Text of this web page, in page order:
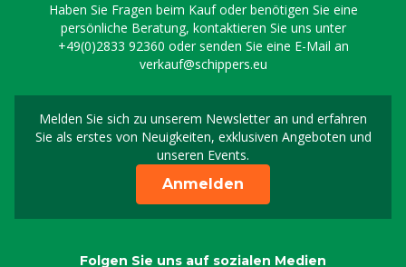
Haben Sie Fragen beim Kauf oder benötigen Sie eine
persönliche Beratung, kontaktieren Sie uns unter
+49(0)2833 92360 oder senden Sie eine E-Mail an
verkauf@schippers.eu
Melden Sie sich zu unserem Newsletter an und erfahren
Sie als erstes von Neuigkeiten, exklusiven Angeboten und
unseren Events.
Melden Sie sich für
Anmelden
Folgen Sie uns auf sozialen Medien